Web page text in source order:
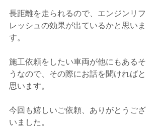
長距離を走られるので、エンジンリフ
レッシュの効果が出ているかと思いま
す。
施工依頼をしたい車両が他にもあるそ
うなので、その際にお話を聞ければと
思います。
今回も嬉しいご依頼、ありがとうござ
いました。